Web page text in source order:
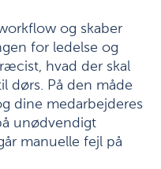
og skaber
for ledelse og
hvad der skal
dørs. På den måde
dine medarbejderes
unødvendigt
manuelle fejl på